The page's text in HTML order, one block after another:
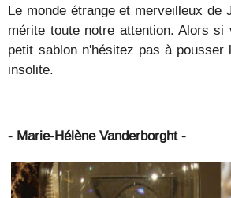
Le monde étrange et merveilleux de
mérite toute notre attention. Alors
petit sablon n'hésitez pas à pousser
insolite.
- Marie-Hélène Vanderborght -